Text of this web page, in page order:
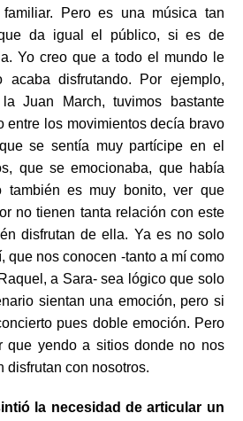
Pero es una música tan
da igual el público, si es de
Yo creo que a todo el mundo le
disfrutando. Por ejemplo,
Juan March, tuvimos bastante
entre los movimientos decía bravo
se sentía muy partícipe en el
que se emocionaba, que había
también es muy bonito, ver que
no tienen tanta relación con este
disfrutan de ella. Ya es no solo
que nos conocen -tanto a mí como
a Sara- sea lógico que solo
sientan una emoción, pero si
pues doble emoción. Pero
que yendo a sitios donde no nos
disfrutan con nosotros.
la necesidad de articular un